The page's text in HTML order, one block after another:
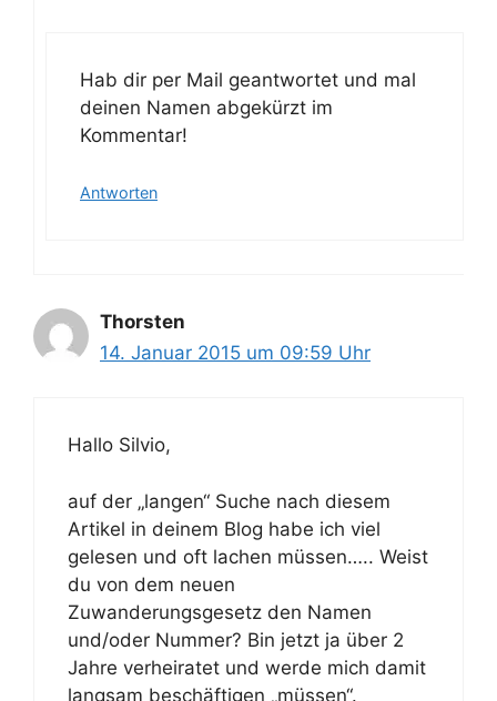
Hab dir per Mail geantwortet und mal
deinen Namen abgekürzt im
Kommentar!
Antworten
Thorsten
14. Januar 2015 um 09:59 Uhr
Hallo Silvio,
auf der „langen“ Suche nach diesem
Artikel in deinem Blog habe ich viel
gelesen und oft lachen müssen….. Weist
du von dem neuen
Zuwanderungsgesetz den Namen
und/oder Nummer? Bin jetzt ja über 2
Jahre verheiratet und werde mich damit
langsam beschäftigen „müssen“.